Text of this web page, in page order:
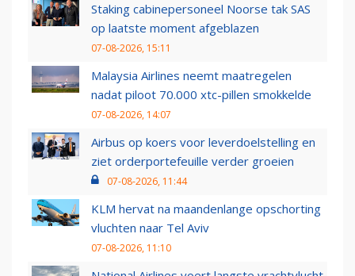
Staking cabinepersoneel Noorse tak SAS
op laatste moment afgeblazen
07-08-2026, 15:11
Malaysia Airlines neemt maatregelen
nadat piloot 70.000 xtc-pillen smokkelde
07-08-2026, 14:07
Airbus op koers voor leverdoelstelling en
ziet orderportefeuille verder groeien
07-08-2026, 11:44
KLM hervat na maandenlange opschorting
vluchten naar Tel Aviv
07-08-2026, 11:10